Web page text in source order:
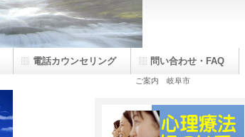
電話カウンセリング 問い合わせ・FAQ
ご案内 岐阜市